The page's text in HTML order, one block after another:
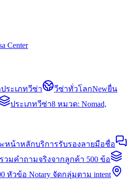
Center
ระเภทวีซ่า วีซ่าทั่วโลกNewยื่น
ประเภทวีซ่า8 หมวด: Nomad,
หน้าหลักบริการรับรองลายมือชื่อ
รวมคำถามจริงจากลูกค้า 500 ข้อ
หัวข้อ Notary จัดกลุ่มตาม intent